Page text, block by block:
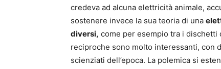
credeva ad alcuna elettricità animale,
sostenere invece la sua teoria di una
diversi, come per esempio tra i dischetti
reciproche sono molto interessanti, con
scienziati dell’epoca. La polemica si